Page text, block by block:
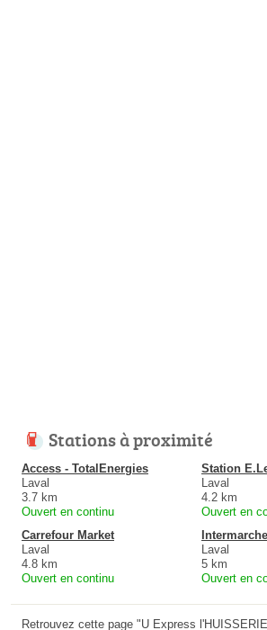
Stations à proximité
Access - TotalEnergies
Laval
3.7 km
Ouvert en continu
Station
Laval
4.2 km
Ouvert en
Carrefour Market
Laval
4.8 km
Ouvert en continu
Laval
5 km
Ouvert en
Retrouvez cette page "U Express